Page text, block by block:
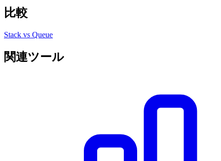
比較
Stack vs Queue
関連ツール